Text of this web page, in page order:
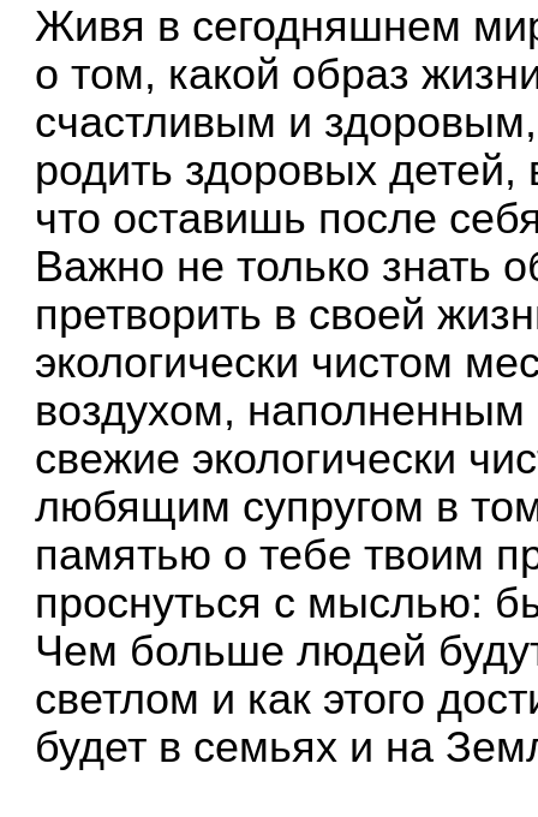
Живя в сегодняшнем
о том, какой образ
счастливым и
родить здоровых
что оставишь после
Важно не только знать
претворить в своей
экологически чистом
воздухом,
свежие экологически
любящим супругом в
памятью о тебе твоим
проснуться с мыслью:
Чем больше людей
светлом и как этого
будет в семьях и на